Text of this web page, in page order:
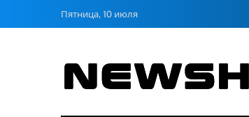
Пятница, 10 июля